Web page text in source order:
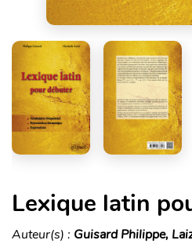
Lexique latin
Auteur(s) : Guisard Philippe,